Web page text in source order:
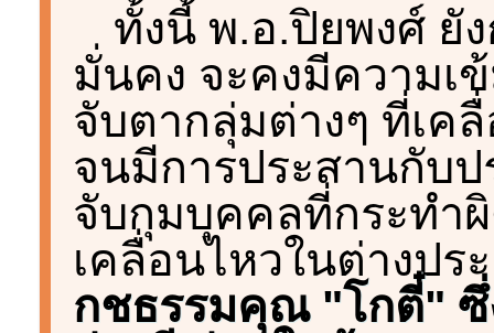
ทั้งนี้ พ.อ.ปิยพงศ์ ยั
มั่นคง จะคงมีความเ
จับตากลุ่มต่างๆ ที่เค
จนมีการประสานกับ
จับกุมบุคคลที่กระทำ
เคลื่อนไหวในต่างปร
กชธรรมคุณ "โกตี๋" ซึ่